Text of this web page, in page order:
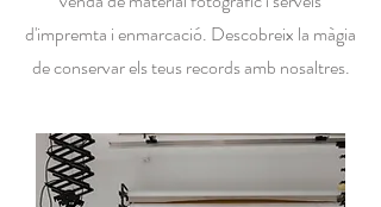
d'impremta i enmarcació. Descobreix la màgia
de conservar els teus records amb nosaltres.